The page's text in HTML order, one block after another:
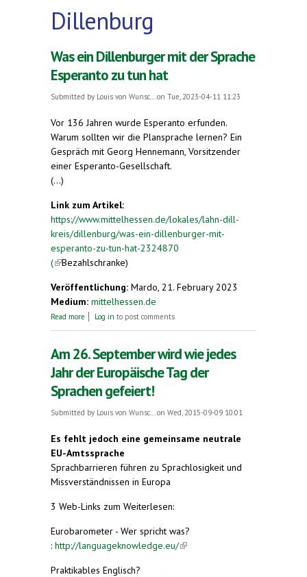
Dillenburg
Was ein Dillenburger mit der Sprache
Esperanto zu tun hat
Submitted by Louis von Wunsc... on Tue, 2023-04-11 11:23
Vor 136 Jahren wurde Esperanto erfunden.
Warum sollten wir die Plansprache lernen? Ein
Gespräch mit Georg Hennemann, Vorsitzender
einer Esperanto-Gesellschaft.
(...)
Link zum Artikel:
https://www.mittelhessen.de/lokales/lahn-dill-
kreis/dillenburg/was-ein-dillenburger-mit-
esperanto-zu-tun-hat-2324870
((link is external)
Bezahlschranke)
Veröffentlichung: Mardo, 21. February 2023
Medium: mittelhessen.de
Read more about Was ein Dillenburger mit der Sprache
Log in to post comments
Am 26. September wird wie jedes
Jahr der Europäische Tag der
Sprachen gefeiert!
Submitted by Louis von Wunsc... on Wed, 2015-09-09 10:01
Es fehlt jedoch eine gemeinsame neutrale
EU-Amtssprache
Sprachbarrieren führen zu Sprachlosigkeit und
Missverständnissen in Europa
3 Web-Links zum Weiterlesen:
Eurobarometer - Wer spricht was?
: http://languageknowledge.eu/(link is external)
Praktikables Englisch?